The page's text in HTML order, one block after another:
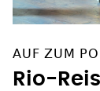
AUF ZUM
Rio-